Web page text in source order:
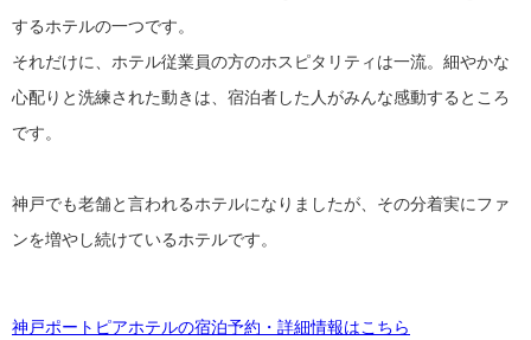
するホテルの一つです。
それだけに、ホテル従業員の方のホスピタリティは一流。細やかな
心配りと洗練された動きは、宿泊者した人がみんな感動するところ
です。
神戸でも老舗と言われるホテルになりましたが、その分着実にファ
ンを増やし続けているホテルです。
神戸ポートピアホテルの宿泊予約・詳細情報はこちら